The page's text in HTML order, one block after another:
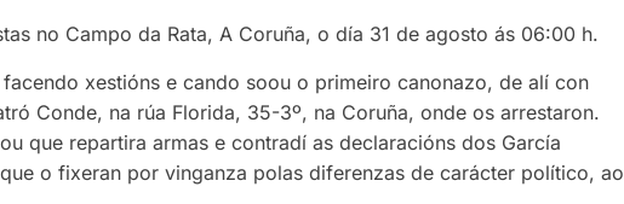
no Campo da Rata, A Coruña, o día 31 de agosto ás 06:00 h.
xestións e cando soou o primeiro canonazo, de alí con
Conde, na rúa Florida, 35-3º, na Coruña, onde os arrestaron.
que repartira armas e contradí as declaracións dos García
o fixeran por vinganza polas diferenzas de carácter político, ao